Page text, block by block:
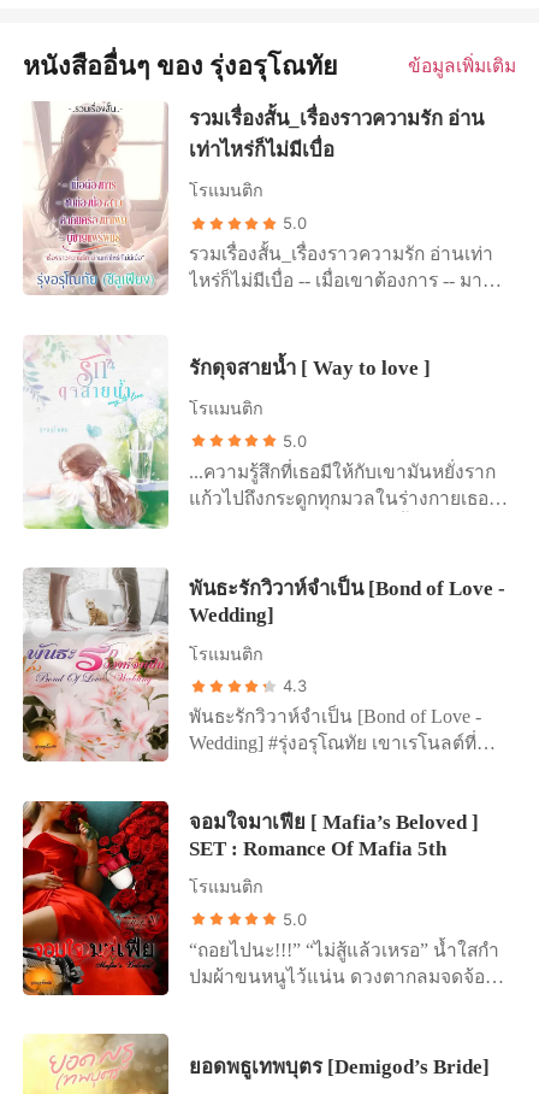
หนังสืออื่นๆ ของ รุ่งอรุโณทัย ข้อมูลเพิ่มเติม
รวมเรื่องสั้น_เรื่องราวความรัก อ่าน
เท่าไหร่ก็ไม่มีเบื่อ
โรแมนติก
5.0
รวมเรื่องสั้น_เรื่องราวความรัก อ่านเท่า
ไหร่ก็ไม่มีเบื่อ -- เมื่อเขาต้องการ -- มายผู้
เพราะไม่รู้จะทำไปทำไม เสแสร้งแกล้ง
เล่นตัวทั้งๆ ที่ตัวเองก็ไม่เหลือความสด
ใหม่ให้ค้นหาอีกต่อไปแล้ว ทำได้เพียง
ร่วมมือกับเขาอย่างเร้าร้อนในทุกที่ทุก
เวลา ‘เมื่อเขาต้องการ’ -- ชนท้องน้อง
สาว -- หากน้องสาวที่ผมหวังจะท้องชน
กัน กำลังจะมีความรักกับผู้ชายคน
มาเฟีย -- กานต์ จะว่าเขาเป็นเด็กหนุ่ม
ก็ได้ ชายหนุ่มวัยขบเผาะก็ไม่ผิด เมื่อเขา
กลายเป็นค่าตอบแทนชดเชยการล้าง
แค้น อันแสนเร้าใจ ให้กับ คุณเชอร์รี่ พี่
สาวที่มักจะปรากฎตัวในชุดรัดรูปอวด
ส่วนเว้าส่วนโค้ง ต่อหน้าเขา... เอื
อก!...เสียงลูกกระเดือกขยับเมื่อกานต์
พยายามกลืนน้ำลายไม่ให้ไหลออกมา --
กันมาได้ 5 ปี บอกกับคุณว่า จะให้คุณทำ
กับผู้หญิงอื่น เพื่อมีลูกให้กับเธอ...คุณจะ
รักดุจสายน้ำ [ Way to love ]
โรแมนติก
5.0
...ความรู้สึกที่เธอมีให้กับเขามันหยั่งราก
แก้วไปถึงกระดูกทุกมวลในร่างกายเธอ
ตั้งแต่เล็กจนโตเธอไม่เคยใกล้ชิดผู้ชาย
คนไหนที่ไม่ใช่สายเลือดเดียวกันมาก่อน
มันไม่ใช่พึ่งเกิดขึ้นแต่มันค่อยๆ เติบโต
ขึ้นอย่างแข็งแรงต่างหาก ความรู้สึกที่
เธอมีให้กับเขามันหยั่งรากแก้วไปถึง
กระดูกทุกมวลในร่างกายเธอแล้ว ถ้าให้
เธอถอนมันตอนนี้มันจะต่างอะไรกับการ
มาในโทรศัพท์ ‘พี่จะออกไปข้างนอก
อยากได้อะไรอยากกินอะไรส่งข้อความ
หน้าจอด้วยใบหน้าซีดเผือก ‘...ส่ง
ข้อความมานะ’ ไม่มีช่องโหว่ตรงไหนให้
เธอได้มีความหวังเลยว่าเขาจะชวนเธอ
ไปด้วย “พี่หัสพาลำธารไปด้วย” หญิงสาว
คนนั้น แต่ถ้าเธอได้ไปด้วยช่วงกลับเวลา
ตรงนั้นก็จะเป็นของเธอกับเขาเพียงลำพัง
พันธะรักวิวาห์จำเป็น [Bond of Love -
Wedding]
โรแมนติก
4.3
พันธะรักวิวาห์จำเป็น [Bond of Love -
Wedding] #รุ่งอรุโณทัย เขาเรโนลต์ที่
ทำให้เขาต้องเสียทั้งเงินและเสียสถานะ
โสด เพราะฉะนั้นเขาไม่มีทางที่จะต้อง
แต่งเมียคนนี้แล้วเอาขึ้นหิ้งบูชาเป็นแน่
ทั้งเรื่องXXXทั้งแสวงหาผลประโยชน์
จากเมียที่ได้มาจากวิวาห์จำเป็นคนนี้เท่า
ทบทวีเงินที่เขาต้องลงทุนจ่ายไปไม่น้อย
เงียบ! เขาประธานผู้มากด้วยอำนาจ
จอมใจมาเฟีย [ Mafia’s Beloved ]
SET : Romance Of Mafia 5th
โรแมนติก
5.0
“ถอยไปนะ!!!” “ไม่สู้แล้วเหรอ” น้ำใสกำ
ปมผ้าขนหนูไว้แน่น ดวงตากลมจดจ้อง
แพ้ง่ายๆ “จะเอายังไง” “นั่นสินะ! ไม่
อยากเชื่อเลยว่าอย่างเราสองคนจะมาถึง
ยอดพธูเทพบุตร [Demigod’s Bride]